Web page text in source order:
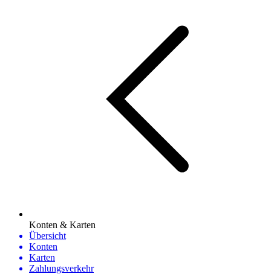
Konten & Karten
Übersicht
Konten
Karten
Zahlungsverkehr